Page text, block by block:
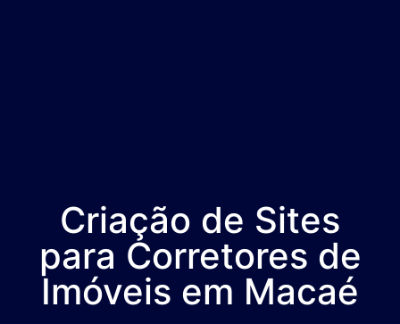
Criação de Sites
para Corretores de
Imóveis em Macaé